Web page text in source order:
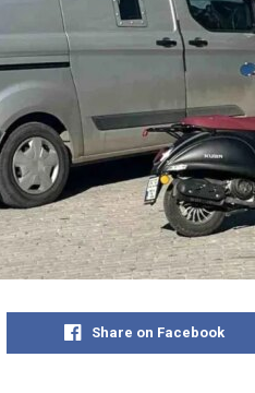
Share on Facebook